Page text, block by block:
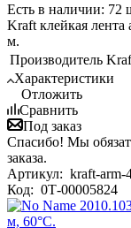
Есть в наличии: 72
Kraft клейкая
м.
Производитель
Характеристики
Отложить
Сравнить
Под заказ
Спасибо! Мы
заказа.
Артикул: kraft-arm-
Код: 0Т-00005824